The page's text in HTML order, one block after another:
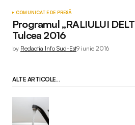
COMUNICATE DE PRESĂ
Programul „RALIULUI
Tulcea 2016
by Redactia Info Sud-Est9 iunie 2016
ALTE ARTICOLE...